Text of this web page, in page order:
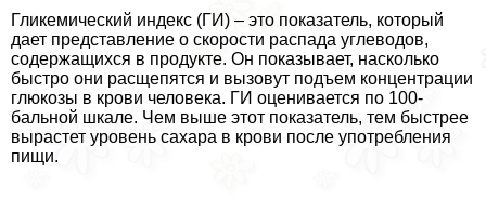
Гликемический индекс (ГИ) – это показатель, который
дает представление о скорости распада углеводов,
содержащихся в продукте. Он показывает, насколько
быстро они расщепятся и вызовут подъем концентрации
глюкозы в крови человека. ГИ оценивается по 100-
бальной шкале. Чем выше этот показатель, тем быстрее
вырастет уровень сахара в крови после употрeбления
пищи.